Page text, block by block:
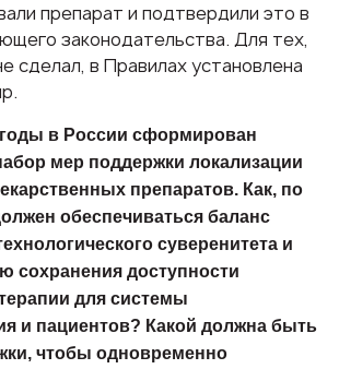
препарат и подтвердили это в
законодательства. Для тех,
сделал, в Правилах установлена
в России сформирован
мер поддержки локализации
препаратов. Как, по
обеспечиваться баланс
суверенитета и
сохранения доступности
для системы
и пациентов? Какой должна быть
чтобы одновременно